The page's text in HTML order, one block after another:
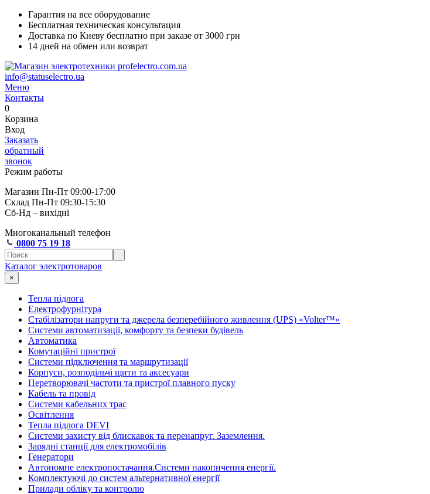
Гарантия на все оборудование
Бесплатная техническая консультация
Доставка по Киеву бесплатно при заказе от 3000 грн
14 дней на обмен или возврат
info@statuselectro.ua
Меню
Контакты
0
Корзина
Вход
Заказать
обратный
звонок
Режим работы
Магазин Пн-Пт 09:00-17:00
Склад Пн-Пт 09:30-15:30
Сб-Нд – вихідні
Многоканальный телефон
0800 75 19 18
Каталог электротоваров
×
Тепла підлога
Електрофурнітура
Cтабілізатори напруги та джерела безперебійного живлення (UPS) «Volter™»
Системи автоматизації, комфорту та безпеки будівель
Автоматика
Комутаційні пристрої
Системи підключення та маршрутизації
Корпуси, розподільчі щити та аксесуари
Перетворювачі частоти та пристрої плавного пуску
Кабель та провід
Системи кабельних трас
Освітлення
Тепла підлога DEVI
Системи захисту від блискавок та перенапруг. Заземлення.
Зарядні станції для електромобілів
Генератори
Автономне електропостачання.Системи накопичення енергії.
Комплектуючі до систем альтернативної енергії
Прилади обліку та контролю